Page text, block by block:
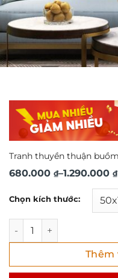
Tranh thuyền thuận
680.000 ₫–1.290.000 ₫
Khoảng
680.000 ₫
đến
1.290.000 ₫
Chọn kích thước:
Tranh thuyền thuận
Thêm